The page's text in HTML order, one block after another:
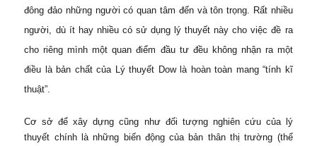
đông đảo những người có quan tâm đến và tôn trọng. Rất nhiều
người, dù ít hay nhiều có sử dụng lý thuyết này cho việc đề ra
cho riêng mình một quan điểm đầu tư đều không nhận ra một
điều là bản chất của Lý thuyết Dow là hoàn toàn mang “tính kĩ
thuật”.
Cơ sở để xây dựng cũng như đối tượng nghiên cứu của lý
thuyết chính là những biến động của bản thân thị trường (thể